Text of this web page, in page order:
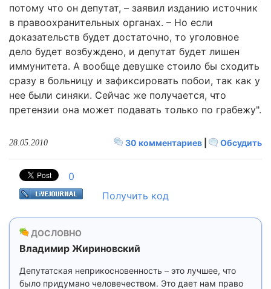
потому что он депутат, – заявил изданию источник
в правоохранительных органах. – Но если
доказательств будет достаточно, то уголовное
дело будет возбуждено, и депутат будет лишен
иммунитета. А вообще девушке стоило бы сходить
сразу в больницу и зафиксировать побои, так как у
нее были синяки. Сейчас же получается, что
претензии она может подавать только по грабежу".
30 комментариев Обсудить
28.05.2010
0
Получить код
ДОСЛОВНО
Владимир Жириновский
Депутатская неприкосновенность – это лучшее, что
было придумано человечеством. Это дает нам право